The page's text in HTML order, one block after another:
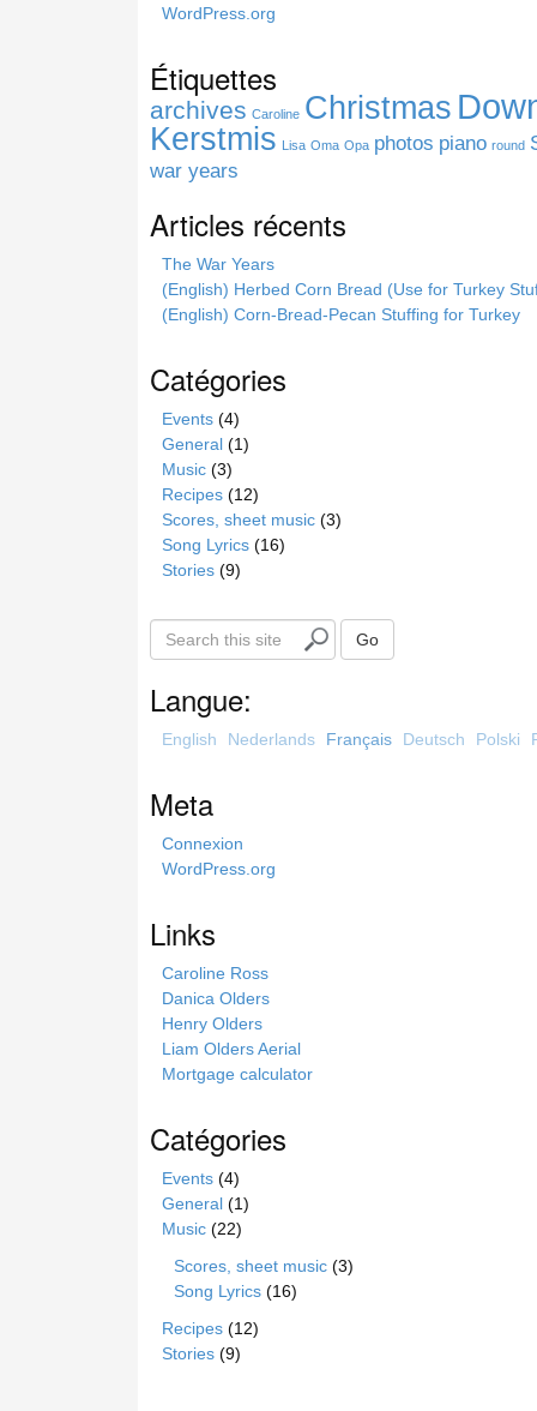
i
e
WordPress.org
Étiquettes
archives Caroline Christmas
Kerstmis Lisa Oma Opa photos piano round
war years
Articles récents
The War Years
(English) Herbed Corn Bread (Use for Turkey
(English) Corn-Bread-Pecan Stuffing for Turkey
Catégories
Events (4)
General (1)
Music (3)
Recipes (12)
Scores, sheet music (3)
Song Lyrics (16)
Stories (9)
S
e
h
Go
Langue:
English Nederlands Français Deutsch Polski
Meta
Connexion
WordPress.org
Links
Caroline Ross
Danica Olders
Henry Olders
Liam Olders Aerial
Mortgage calculator
Catégories
Events (4)
General (1)
Music (22)
Scores, sheet music (3)
Song Lyrics (16)
Recipes (12)
Stories (9)